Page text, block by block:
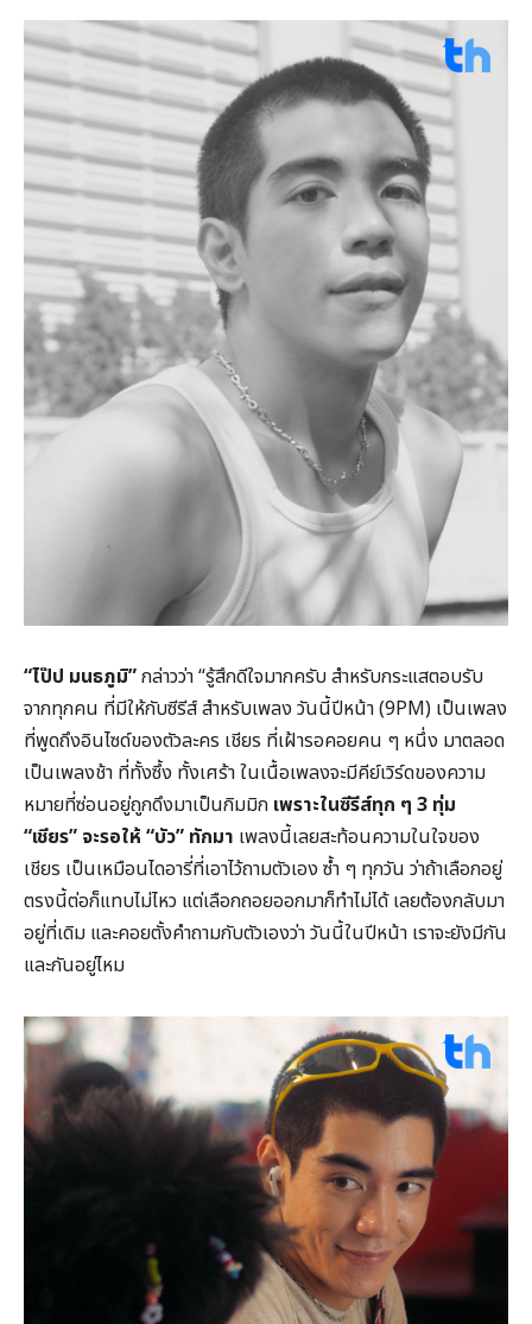
“ไป๊ป มนธภูมิ”กล่าวว่า “รู้สึกดีใจมากครับ สำหรับกระแสตอบรับ
จากทุกคน ที่มีให้กับซีรีส์ สำหรับเพลง วันนี้ปีหน้า (9PM) เป็นเพลง
ที่พูดถึงอินไซด์ของตัวละคร เชียร ที่เฝ้ารอคอยคน ๆ หนึ่ง มาตลอด
เป็นเพลงช้า ที่ทั้งซึ้ง ทั้งเศร้า ในเนื้อเพลงจะมีคีย์เวิร์ดของความ
หมายที่ซ่อนอยู่ถูกดึงมาเป็นกิมมิก เพราะในซีรีส์ทุก ๆ 3 ทุ่ม
“เชียร” จะรอให้ “บัว” ทักมา เพลงนี้เลยสะท้อนความในใจของ
เชียร เป็นเหมือนไดอารี่ที่เอาไว้ถามตัวเอง ซ้ำ ๆ ทุกวัน ว่าถ้าเลือกอยู่
ตรงนี้ต่อก็แทบไม่ไหว แต่เลือกถอยออกมาก็ทำไม่ได้ เลยต้องกลับมา
อยู่ที่เดิม และคอยตั้งคำถามกับตัวเองว่า วันนี้ในปีหน้า เราจะยังมีกัน
และกันอยู่ไหม